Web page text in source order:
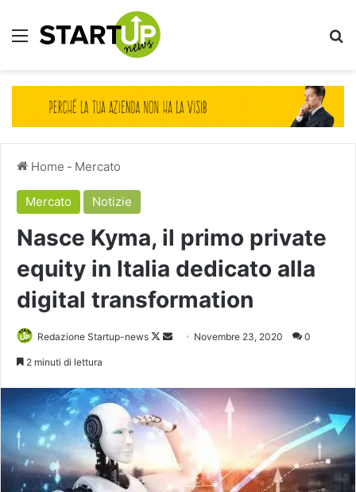
Menu
Home - Mercato
Mercato Notizie
Nasce Kyma, il primo private
equity in Italia dedicato alla
digital transformation
Redazione Startup-news
Follow
Invia Novembre 23, 2020 0
2 minuti di lettura